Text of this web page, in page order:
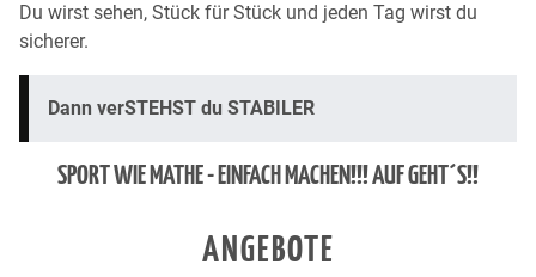
Du wirst sehen, Stück für Stück und jeden Tag wirst du
sicherer.
Dann verSTEHST du STABILER
SPORT WIE MATHE - EINFACH MACHEN!!! AUF GEHT´S!!
ANGEBOTE